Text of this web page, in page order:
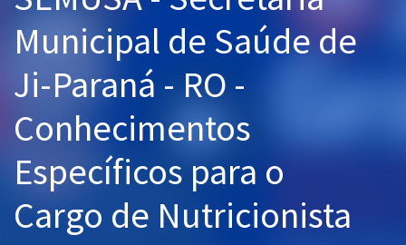
Graduação
Mentorias
Questões grátis
Conteúdo gratuito
Municipal de Saúde de
Ji-Paraná - RO -
Conhecimentos
Específicos para o
Cargo de Nutricionista